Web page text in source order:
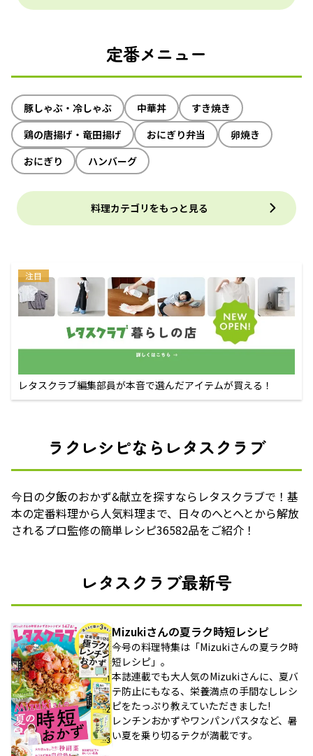
定番メニュー
豚しゃぶ・冷しゃぶ 中華丼
すき焼き
鶏の唐揚げ・竜田揚げ
おにぎり弁当
卵焼き
おにぎり
ハンバーグ
料理カテゴリをもっと見る
注目
レタスクラブ編集部員が本音で選んだアイテムが買える！
ラクレシピならレタスクラブ
今日の夕飯のおかず&献立を探すならレタスクラブで！基
本の定番料理から人気料理まで、日々のへとへとから解放
されるプロ監修の簡単レシピ36582品をご紹介！
レタスクラブ最新号
Mizukiさんの夏ラク時短レシピ
今号の料理特集は「Mizukiさんの夏ラク時
短レシピ」。
本誌連載でも大人気のMizukiさんに、夏バ
テ防止にもなる、栄養満点の手間なしレシ
ピをたっぷり教えていただきました!
レンチンおかずやワンパンパスタなど、暑
い夏を乗り切るテクが満載です。